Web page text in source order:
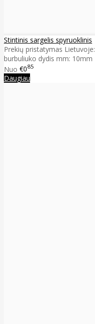
Stintinis sargelis spyruoklinis
Prekių pristatymas
burbuliuko dydis mm: 10mm
Nuo €085
Daugiau